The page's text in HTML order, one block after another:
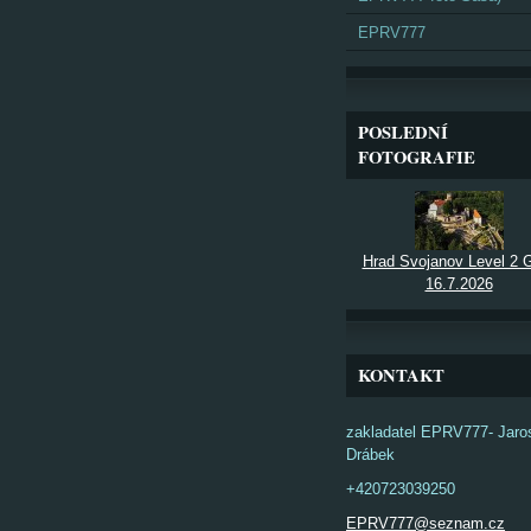
EPRV777
POSLEDNÍ
FOTOGRAFIE
Hrad Svojanov Level 2
16.7.2026
KONTAKT
zakladatel EPRV777-
Drábek
+420723039250
EPRV777@seznam.cz